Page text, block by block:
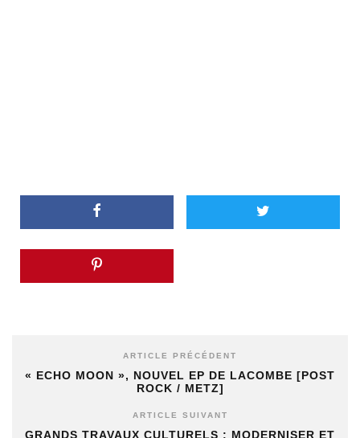
ARTICLE PRÉCÉDENT
« ECHO MOON », NOUVEL EP DE LACOMBE [POST
ROCK / METZ]
ARTICLE SUIVANT
GRANDS TRAVAUX CULTURELS : MODERNISER ET